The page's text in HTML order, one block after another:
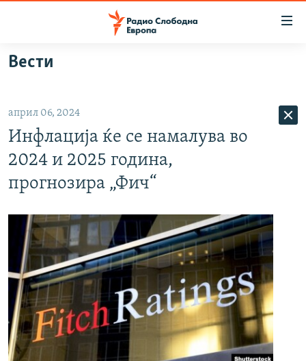
Оди
на
главната
навигација
на
ВИЗУЕЛНО
ВЕСТИ
ШТО ТРЕБА ДА ЗНАЕТЕ
ПРИЈАВИ СЕ ЗА ЊУЗЛЕТЕР
ПОДКАСТ ЗОШТО?
СЛЕДЕТЕ НЕ
РСЕ веб страници
Вести
април 06, 2024
Инфлација ќе се намалува во
2024 и 2025 година,
прогнозира „Фич“